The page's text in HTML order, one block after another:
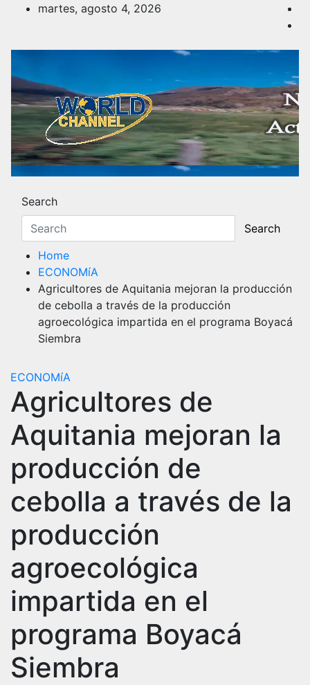
martes, agosto 4, 2026
Noticias y Actualidad
Search
Search
Home
ECONOMíA
Agricultores de Aquitania mejoran la producción
de cebolla a través de la producción
agroecológica impartida en el programa Boyacá
Siembra
ECONOMíA
Agricultores de
Aquitania mejoran la
producción de
cebolla a través de la
producción
agroecológica
impartida en el
programa Boyacá
Siembra